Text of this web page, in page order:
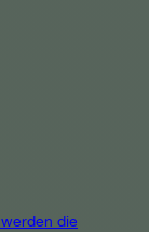
die